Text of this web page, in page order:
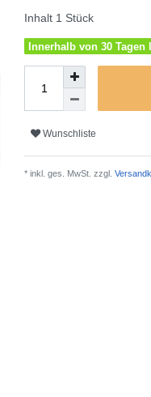
Inhalt 1 Stück
Innerhalb von 30 Tagen
Wunschliste
* inkl. ges. MwSt. zzgl.